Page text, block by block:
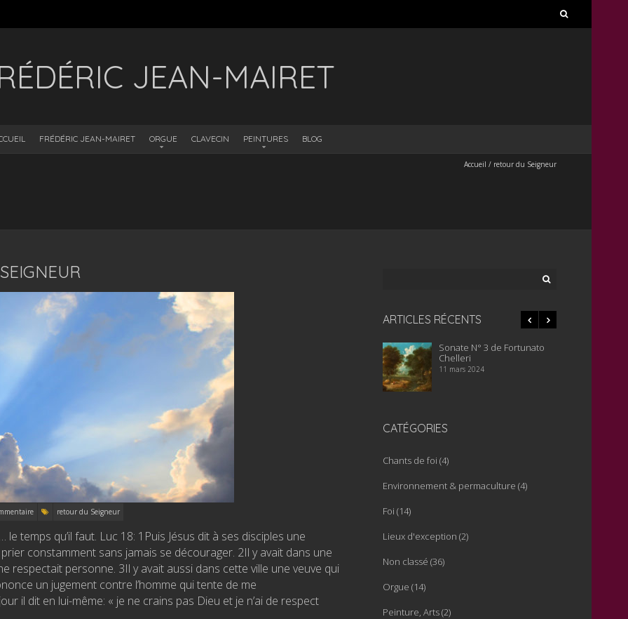
JEAN-MAIRET
FRÉDÉRIC JEAN-MAIRET ORGUE CLAVECIN PEINTURES BLOG
Accueil / retour du Seigneur
retour du Seigneur
temps qu’il faut. Luc 18: 1Puis Jésus dit à ses disciples une
constamment sans jamais se décourager. 2Il y avait dans une
respectait personne. 3Il y avait aussi dans cette ville une veuve qui
un jugement contre l’homme qui tente de me
il dit en lui-même: « je ne crains pas Dieu et je n’ai de respect
ARTICLES RÉCENTS
Sonate N° 3 de Fortunato
Chelleri
11 mars 2024
CATÉGORIES
Chants de foi (4)
Environnement & permaculture (4)
Foi (14)
Lieux d'exception (2)
Non classé (36)
Orgue (14)
Peinture, Arts(2)